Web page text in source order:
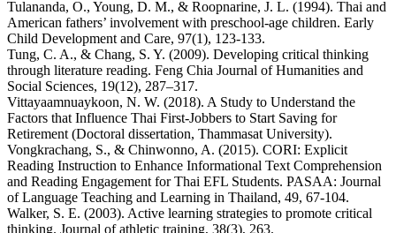
Tulananda, O., Young, D. M., & Roopnarine, J. L. (1994). Thai and
American fathers’ involvement with preschool‐age children. Early
Child Development and Care, 97(1), 123-133.
Tung, C. A., & Chang, S. Y. (2009). Developing critical thinking
through literature reading. Feng Chia Journal of Humanities and
Social Sciences, 19(12), 287–317.
Vittayaamnuaykoon, N. W. (2018). A Study to Understand the
Factors that Influence Thai First-Jobbers to Start Saving for
Retirement (Doctoral dissertation, Thammasat University).
Vongkrachang, S., & Chinwonno, A. (2015). CORI: Explicit
Reading Instruction to Enhance Informational Text Comprehension
and Reading Engagement for Thai EFL Students. PASAA: Journal
of Language Teaching and Learning in Thailand, 49, 67-104.
Walker, S. E. (2003). Active learning strategies to promote critical
thinking. Journal of athletic training, 38(3), 263.